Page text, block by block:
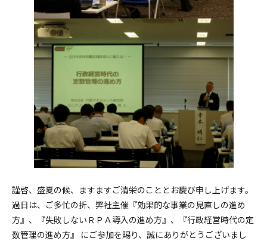
謹啓、盛夏の候、ますますご清栄のこととお慶び申し上げます。
過日は、ご多忙の折、弊社主催『効果的な事業の見直しの進め
方』、『失敗しないＲＰＡ導入の進め方』、『行政経営時代の定
数管理の進め方』 にご参加を賜り、誠にありがとうございまし